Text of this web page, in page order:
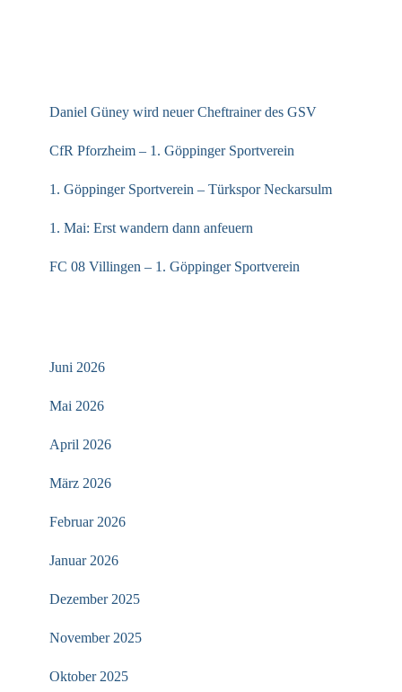
Daniel Güney wird neuer Cheftrainer des GSV
CfR Pforzheim – 1. Göppinger Sportverein
1. Göppinger Sportverein – Türkspor Neckarsulm
1. Mai: Erst wandern dann anfeuern
FC 08 Villingen – 1. Göppinger Sportverein
Juni 2026
Mai 2026
April 2026
März 2026
Februar 2026
Januar 2026
Dezember 2025
November 2025
Oktober 2025